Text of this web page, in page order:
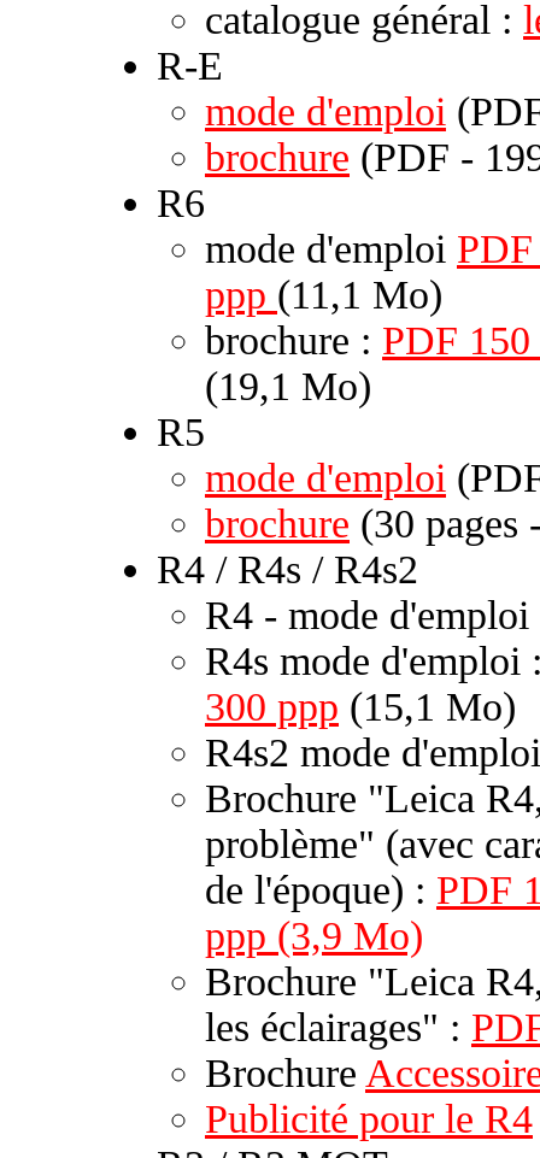
catalogue général :
R-E
mode d'emploi
brochure (PDF -
R6
mode d'emploi
ppp (11,1 Mo)
brochure : PDF 150
(19,1 Mo)
R5
mode d'emploi
brochure (30
R4 / R4s / R4s2
R4 - mode
R4s mode
300 ppp (15,1 Mo)
R4s2 mode
Brochure "Leica
problème" (avec
de l'époque) : PDF
ppp (3,9 Mo)
Brochure "Leica
les éclairages" :
Brochure
Publicité pour le R4